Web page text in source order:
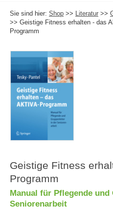
Sie sind hier: Shop >> Literatur >>
>> Geistige Fitness erhalten - das
Programm
Geistige Fitness
Programm
Manual für Pflegende
Seniorenarbeit